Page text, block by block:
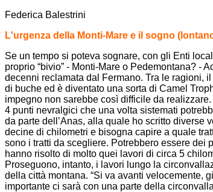
Federica Balestrini
L'urgenza della Monti-Mare e il sogno
Se un tempo si poteva sognare, con gli Enti
proprio “bivio” - Monti-Mare o Pedemontana? -
decenni reclamata dal Fermano. Tra le ragioni,
di buche ed è diventato una sorta di Camel
impegno non sarebbe così difficile da
4 punti nevralgici che una volta sistemati
da parte dell’Anas, alla quale ho scritto diverse
decine di chilometri e bisogna capire a quale
sono i tratti da scegliere. Potrebbero essere
hanno risolto di molto quei lavori di circa 5
Proseguono, intanto, i lavori lungo la
della città montana. “Si va avanti velocemente,
importante ci sarà con una parte della